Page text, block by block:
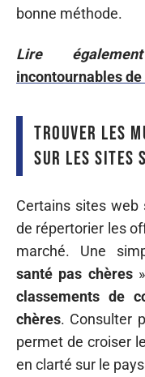
bonne méthode.
Lire
incontournables
Trouver les
sur les sites
Certains sites web
de répertorier les
marché. Une
santé pas chères»
classements de
chères. Consulter
permet de croiser
en clarté sur le